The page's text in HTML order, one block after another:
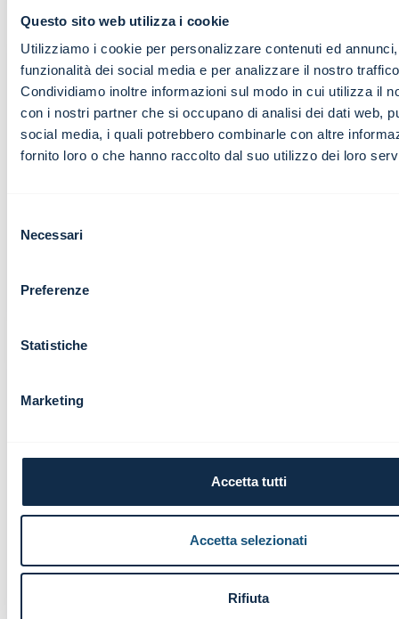
Questo sito web utilizza i cookie
Utilizziamo i cookie per personalizzare contenuti ed
funzionalità dei social media e per analizzare il nostro
Condividiamo inoltre informazioni sul modo in cui utilizza il
con i nostri partner che si occupano di analisi dei dati web,
social media, i quali potrebbero combinarle con altre
fornito loro o che hanno raccolto dal suo utilizzo dei loro
delNecessari
Preferenze
Statistiche
Marketing
Accetta tutti
Accetta selezionati
Rifiuta
Mi è piaciuta la chiarezza di esposizione la
capacità di esemplificazione e i chiari
riferimenti alle normative vigenti
alto livello,
in passato
unita ad un
efficacie,
tenuto da
competenti e
disponibili.